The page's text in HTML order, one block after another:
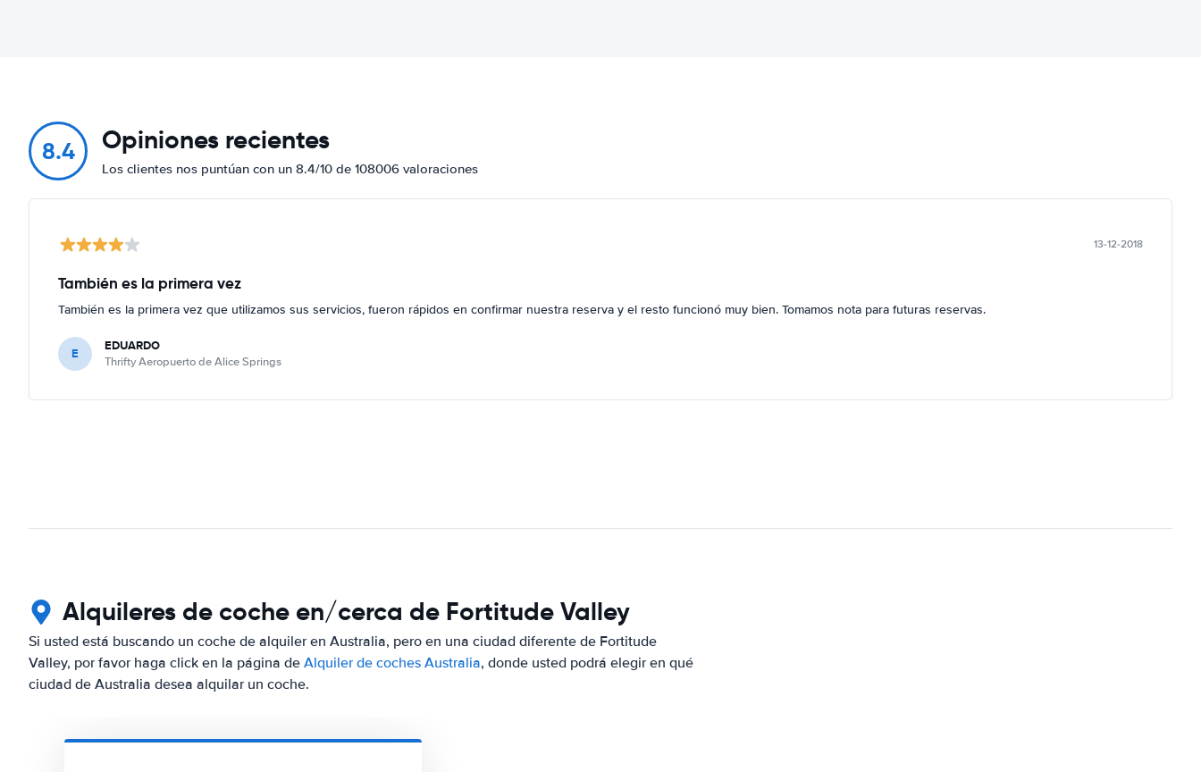
8.4 Opiniones recientes
Los clientes nos puntúan con un 8.4/10 de 108006 valoraciones
13-12-2018
También es la primera vez
También es la primera vez que utilizamos sus servicios, fueron rápidos en confirmar nuestra reserva y el resto funcionó muy bien. Tomamos nota para futuras reservas.
E EDUARDO
Thrifty Aeropuerto de Alice Springs
Alquileres de coche en/cerca de Fortitude Valley
Si usted está buscando un coche de alquiler en Australia, pero en una ciudad diferente de Fortitude
Valley, por favor haga click en la página de Alquiler de coches Australia, donde usted podrá elegir en qué
ciudad de Australia desea alquilar un coche.